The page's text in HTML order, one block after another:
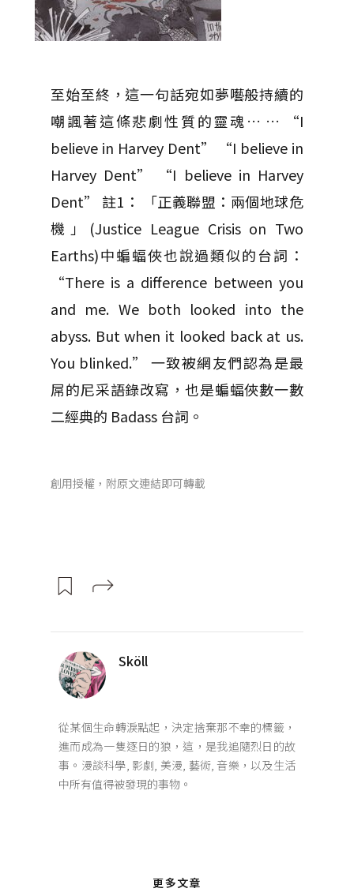
至始至終，這一句話宛如夢囈般持續的
嘲諷著這條悲劇性質的靈魂… … “I
believe in Harvey Dent” “I believe in
Harvey Dent” “I believe in Harvey
Dent” 註1： 「正義聯盟：兩個地球危
機」(Justice League Crisis on Two
Earths)中蝙蝠俠也說過類似的台詞：
“There is a difference between you
and me. We both looked into the
abyss. But when it looked back at us.
You blinked.” 一致被網友們認為是最
屌的尼采語錄改寫，也是蝙蝠俠數一數
二經典的 Badass 台詞。
創用授權，附原文連結即可轉載
Sköll
從某個生命轉淚點起，決定捨棄那不幸的標籤，
進而成為一隻逐日的狼，這，是我追隨烈日的故
事。漫談科學, 影劇, 美漫, 藝術, 音樂，以及生活
中所有值得被發現的事物。
更多文章